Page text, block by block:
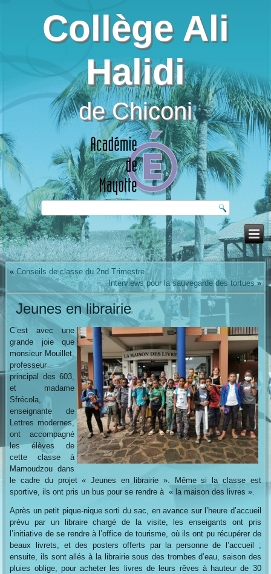
Collège Ali
Halidi
de Chiconi
«Conseils de classe du 2nd Trimestre
Interviews pour la sauvegarde des tortues »
Jeunes en librairie
C’est avec une
grande joie que
monsieur Mouillet,
professeur
principal des 603,
et madame
Sfrécola,
enseignante de
Lettres modernes,
ont accompagné
les élèves de
cette classe à
Mamoudzou dans
le cadre du projet « Jeunes en librairie ». Même si la classe est
sportive, ils ont pris un bus pour se rendre à « la maison des livres ».
Après un petit pique-nique sorti du sac, en avance sur l’heure d’accueil
prévu par un libraire chargé de la visite, les enseigants ont pris
l’initiative de se rendre à l’office de tourisme, où ils ont pu récupérer de
beaux livrets, et des posters offerts par la personne de l’accueil ;
ensuite, ils sont allés à la librairie sous des trombes d’eau, saison des
pluies oblige, pour acheter les livres de leurs rêves à hauteur de 30